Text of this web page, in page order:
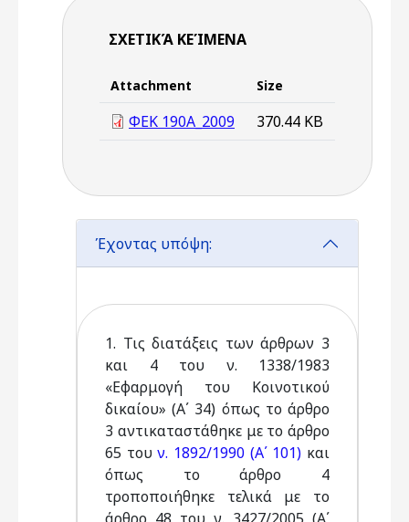
ΣΧΕΤΙΚΆ ΚΕΊΜΕΝΑ
Attachment Size
ΦΕΚ 190Α_2009 370.44 KB
Έχοντας υπόψη:
1. Τις διατάξεις των άρθρων 3
και 4 του ν. 1338/1983
«Εφαρμογή του Κοινοτικού
δικαίου» (Α΄ 34) όπως το άρθρο
3 αντικαταστάθηκε με το άρθρο
65 τουν. 1892/1990 (Α΄ 101) και
όπως το άρθρο 4
τροποποιήθηκε τελικά με το